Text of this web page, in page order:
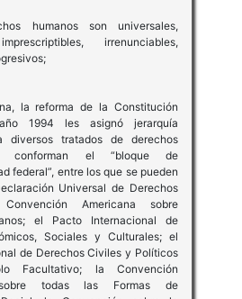
humanos son universales,
irrenunciables,
la reforma de la Constitución
1994 les asignó jerarquía
diversos tratados de derechos
conforman el “bloque de
federal”, entre los que se pueden
Universal de Derechos
Americana sobre
el Pacto Internacional de
Sociales y Culturales; el
de Derechos Civiles y Políticos
Facultativo; la Convención
sobre todas las Formas de